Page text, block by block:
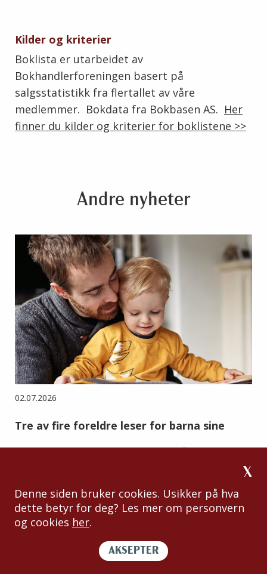
Kilder og kriterier
Boklista er utarbeidet av
Bokhandlerforeningen basert på
salgsstatistikk fra flertallet av våre
medlemmer. Bokdata fra Bokbasen AS. Her
finner du kilder og kriterier for boklistene >>
Andre nyheter
02.07.2026
Tre av fire foreldre leser for barna sine
Leserundersøkelsen 2026 viser at de fleste foreldre
med barn under ti år leser for barna sine, men én av
Denne siden bruker cookies. Usikker på hva
dette betyr for deg? Les mer om personvern
og cookies her.
AKSEPTER